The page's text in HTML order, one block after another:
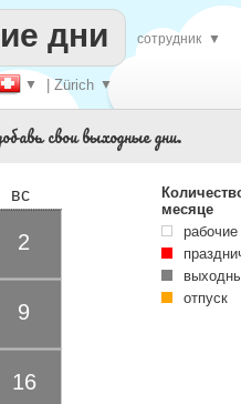
▼ | Zürich ▼
дни сотрудник ▼
свои выходные дни.
вс
2
9
16
месяце
отпуск